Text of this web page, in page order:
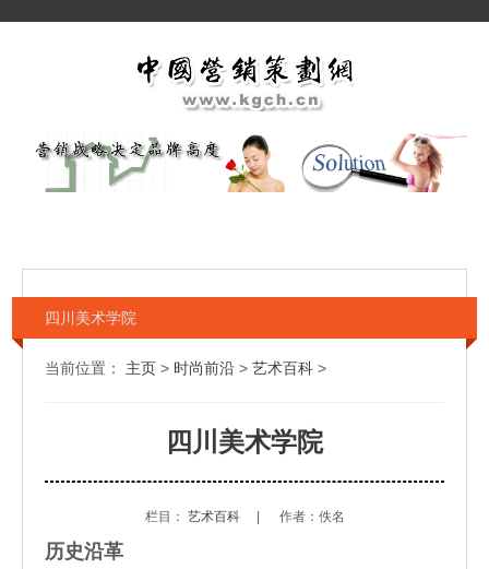
四川美术学院
当前位置： 主页 > 时尚前沿 > 艺术百科 >
四川美术学院
栏目： 艺术百科| 作者：佚名
历史沿革